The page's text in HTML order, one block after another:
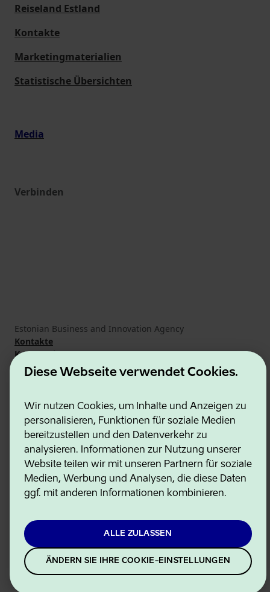
Diese Webseite verwendet Cookies.
Wir nutzen Cookies, um Inhalte und Anzeigen zu
personalisieren, Funktionen für soziale Medien
bereitzustellen und den Datenverkehr zu
analysieren. Informationen zur Nutzung unserer
Website teilen wir mit unseren Partnern für soziale
Medien, Werbung und Analysen, die diese Daten
ggf. mit anderen Informationen kombinieren.
ALLE ZULASSEN
ÄNDERN SIE IHRE COOKIE-EINSTELLUNGEN
Reiseland Estland
Kontakte
Marketingmaterialien
Statistische Übersichten
Media
Verbinden
Estonian Business and Innovation Agency
Kontakte
Kooperationspartner
Nutzungsbedingungen
Cookie- und Datenschutzrichtlinie